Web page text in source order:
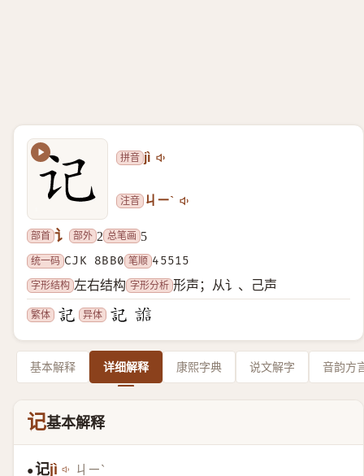
拼音 jì
注音 ㄐㄧˋ
部首 讠 部外 2 总笔画 5
统一码 CJK 8BB0 笔顺 45515
字形结构 左右结构 字形分析 形声；从讠、己声
繁体 异体
基本解释 详细解释 康熙字典 说文解字 音韵方
记基本解释
●记jì ㄐㄧˋ